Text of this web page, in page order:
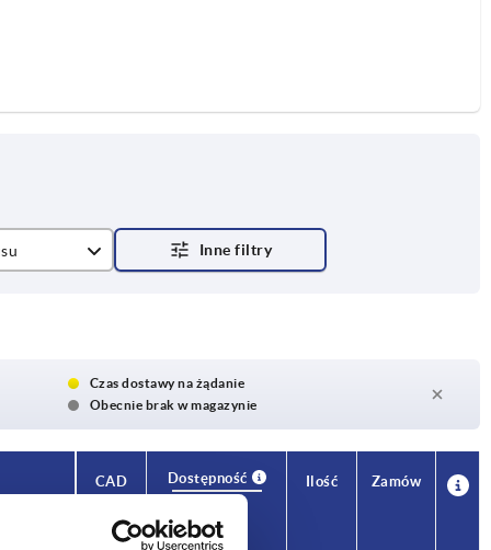
Czas dostawy na żądanie
Obecnie brak w magazynie
CAD
Dostępność
Ilość Zamów